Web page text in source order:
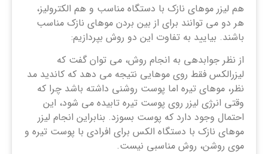
هم لیزر موهای نازک با دستگاه مناسب و هم الکترولیز،
هر دو می توانند برای از بین بردن موهای نازک مناسب
باشند. بیایید به تفاوت این دو روش بپردازیم:
از نظر جوابدهی به انجام روش، می توان گفت که
لیزرالکس فقط روی موهایی نتیجه می دهد که کاندید مد
نظر، موهای تیره اما پوست روشنی داشته باشد چرا که
وقتی انرژی لیزر روی پوست تیره تابیده می شود، این
احتمال وجود دارد که پوست بسوزد. بنابراین انجام لیزر
موهای نازک با دستگاه الکس برای افرادی با پوست تیره و
موی روشن، روش مناسبی نیست.